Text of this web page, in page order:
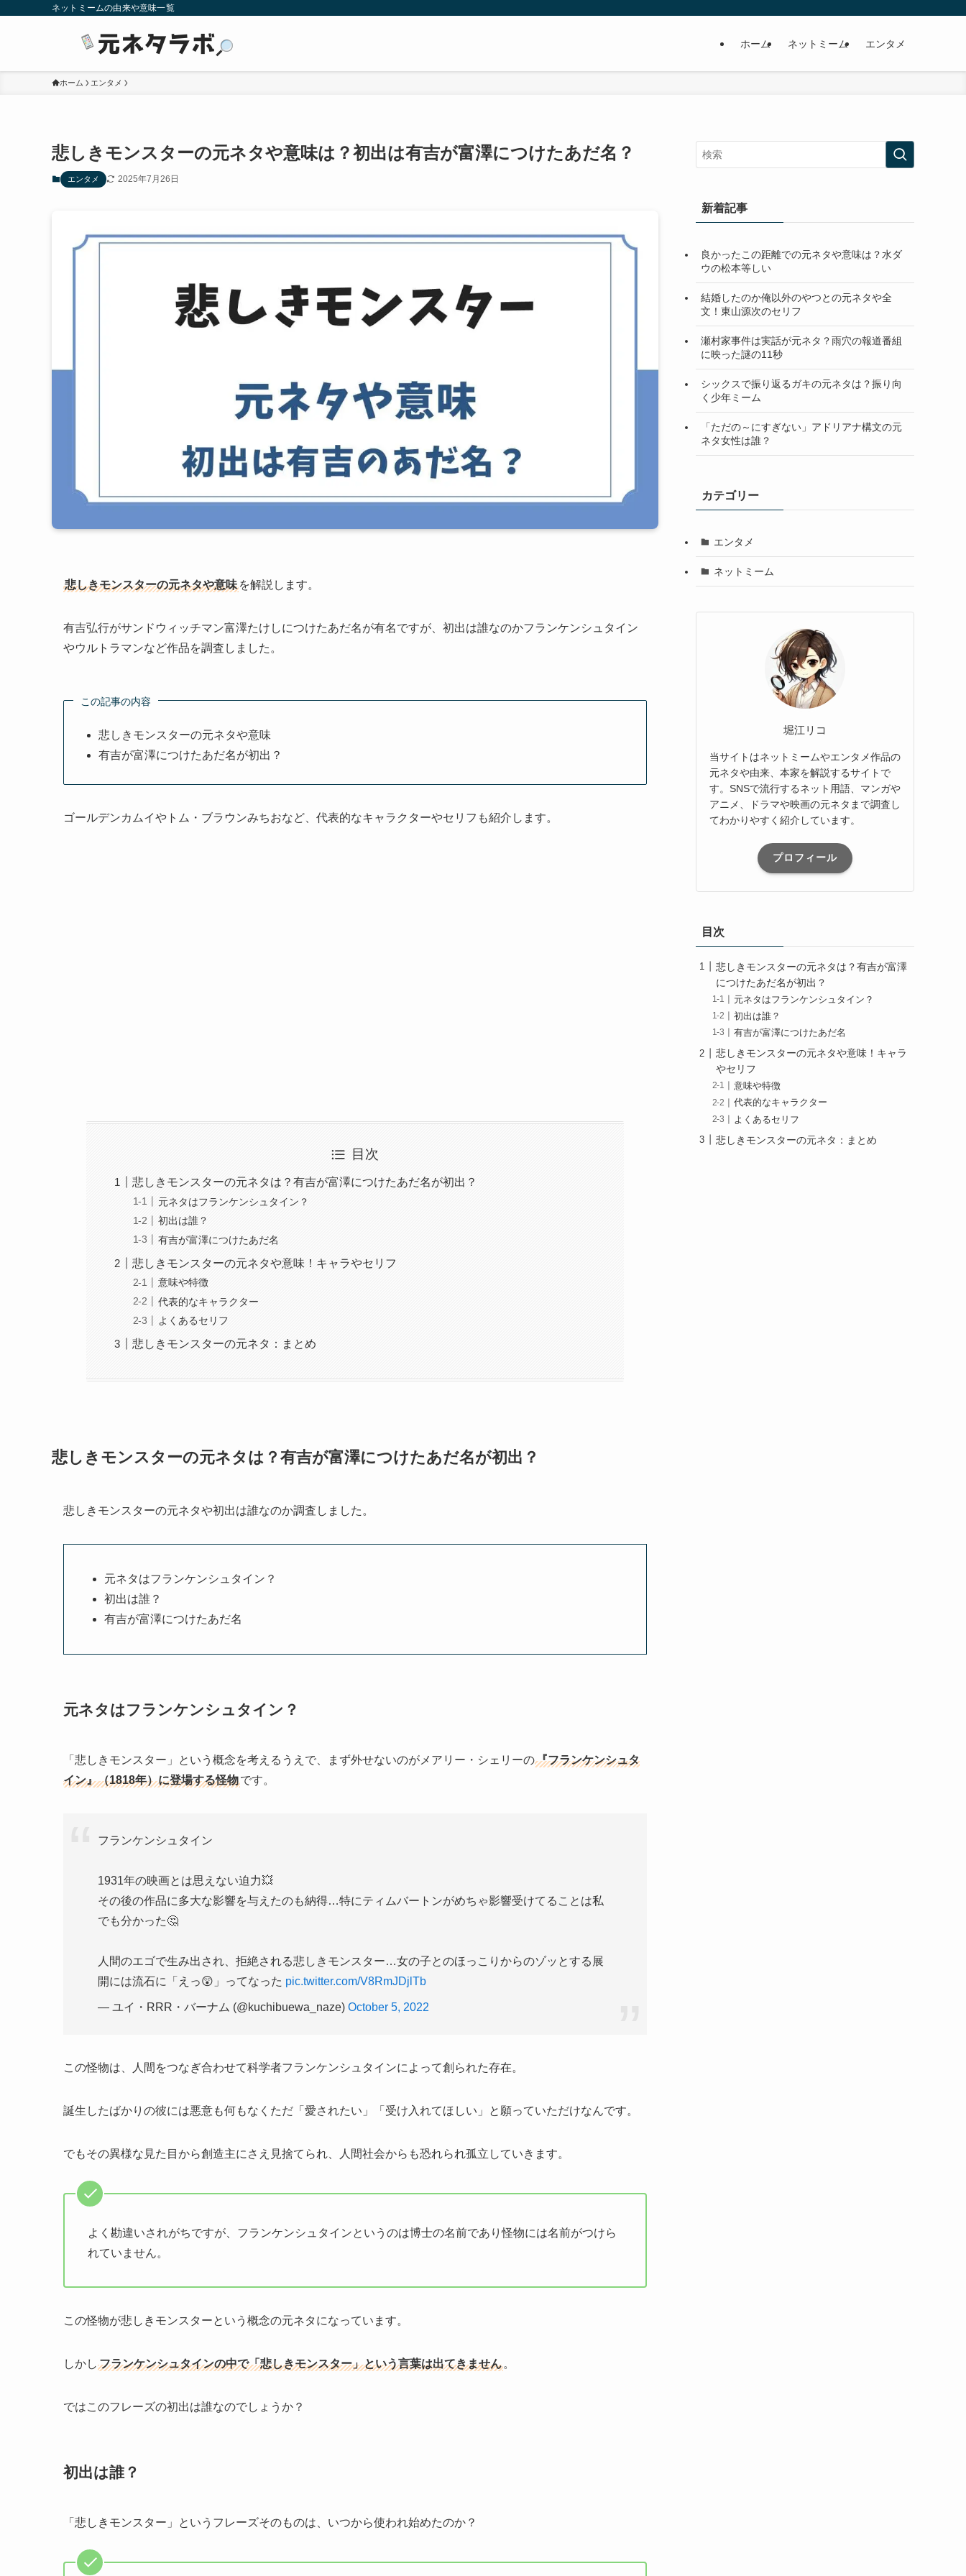
ネットミームの由来や意味一覧
ホーム ネットミーム エンタメ
ホーム エンタメ
悲しきモンスターの元ネタや意味は？初出は有吉が富澤につけたあだ名？
エンタメ 2025年7月26日
悲しきモンスターの元ネタや意味 を解説します。
有吉弘行がサンドウィッチマン富澤たけしにつけたあだ名が有名ですが、初出は誰なのかフランケンシュタイン
やウルトラマンなど作品を調査しました。
この記事の内容
悲しきモンスターの元ネタや意味
有吉が富澤につけたあだ名が初出？
ゴールデンカムイやトム・ブラウンみちおなど、代表的なキャラクターやセリフも紹介します。
目次
悲しきモンスターの元ネタは？有吉が富澤につけたあだ名が初出？
元ネタはフランケンシュタイン？
初出は誰？
有吉が富澤につけたあだ名
悲しきモンスターの元ネタや意味！キャラやセリフ
意味や特徴
代表的なキャラクター
よくあるセリフ
悲しきモンスターの元ネタ：まとめ
悲しきモンスターの元ネタは？有吉が富澤につけたあだ名が初出？
悲しきモンスターの元ネタや初出は誰なのか調査しました。
元ネタはフランケンシュタイン？
初出は誰？
有吉が富澤につけたあだ名
元ネタはフランケンシュタイン？
「悲しきモンスター」という概念を考えるうえで、まず外せないのがメアリー・シェリーの『フランケンシュタ
イン』（1818年）に登場する怪物です。
フランケンシュタイン
1931年の映画とは思えない迫力💥
その後の作品に多大な影響を与えたのも納得…特にティムバートンがめちゃ影響受けてることは私
でも分かった🤔
人間のエゴで生み出され、拒絶される悲しきモンスター…女の子とのほっこりからのゾッとする展
開には流石に「えっ😲」ってなった pic.twitter.com/V8RmJDjlTb
— ユイ・RRR・バーナム (@kuchibuewa_naze) October 5, 2022
この怪物は、人間をつなぎ合わせて科学者フランケンシュタインによって創られた存在。
誕生したばかりの彼には悪意も何もなくただ「愛されたい」「受け入れてほしい」と願っていただけなんです。
でもその異様な見た目から創造主にさえ見捨てられ、人間社会からも恐れられ孤立していきます。
よく勘違いされがちですが、フランケンシュタインというのは博士の名前であり怪物には名前がつけら
れていません。
この怪物が悲しきモンスターという概念の元ネタになっています。
しかし フランケンシュタインの中で「悲しきモンスター」という言葉は出てきません。
ではこのフレーズの初出は誰なのでしょうか？
初出は誰？
「悲しきモンスター」というフレーズそのものは、いつから使われ始めたのか？
新着記事
良かったこの距離での元ネタや意味は？水ダ
ウの松本等しい
結婚したのか俺以外のやつとの元ネタや全
文！東山源次のセリフ
瀬村家事件は実話が元ネタ？雨穴の報道番組
に映った謎の11秒
シックスで振り返るガキの元ネタは？振り向
く少年ミーム
「ただの～にすぎない」アドリアナ構文の元
ネタ女性は誰？
カテゴリー
エンタメ
ネットミーム
堀江リコ
当サイトはネットミームやエンタメ作品の
元ネタや由来、本家を解説するサイトで
す。SNSで流行するネット用語、マンガや
アニメ、ドラマや映画の元ネタまで調査し
てわかりやすく紹介しています。
プロフィール
目次
悲しきモンスターの元ネタは？有吉が富澤
につけたあだ名が初出？
元ネタはフランケンシュタイン？
初出は誰？
有吉が富澤につけたあだ名
悲しきモンスターの元ネタや意味！キャラ
やセリフ
意味や特徴
代表的なキャラクター
よくあるセリフ
悲しきモンスターの元ネタ：まとめ